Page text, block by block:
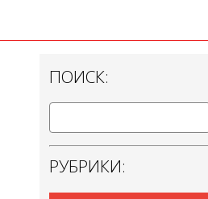
ПОИСК:
РУБРИКИ: